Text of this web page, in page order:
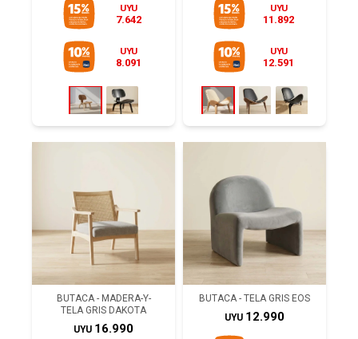
UYU
7.642
UYU
8.091
UYU
11.892
UYU
12.591
BUTACA - MADERA-Y-
TELA GRIS DAKOTA
UYU 16.990
BUTACA - TELA GRIS EOS
UYU 12.990